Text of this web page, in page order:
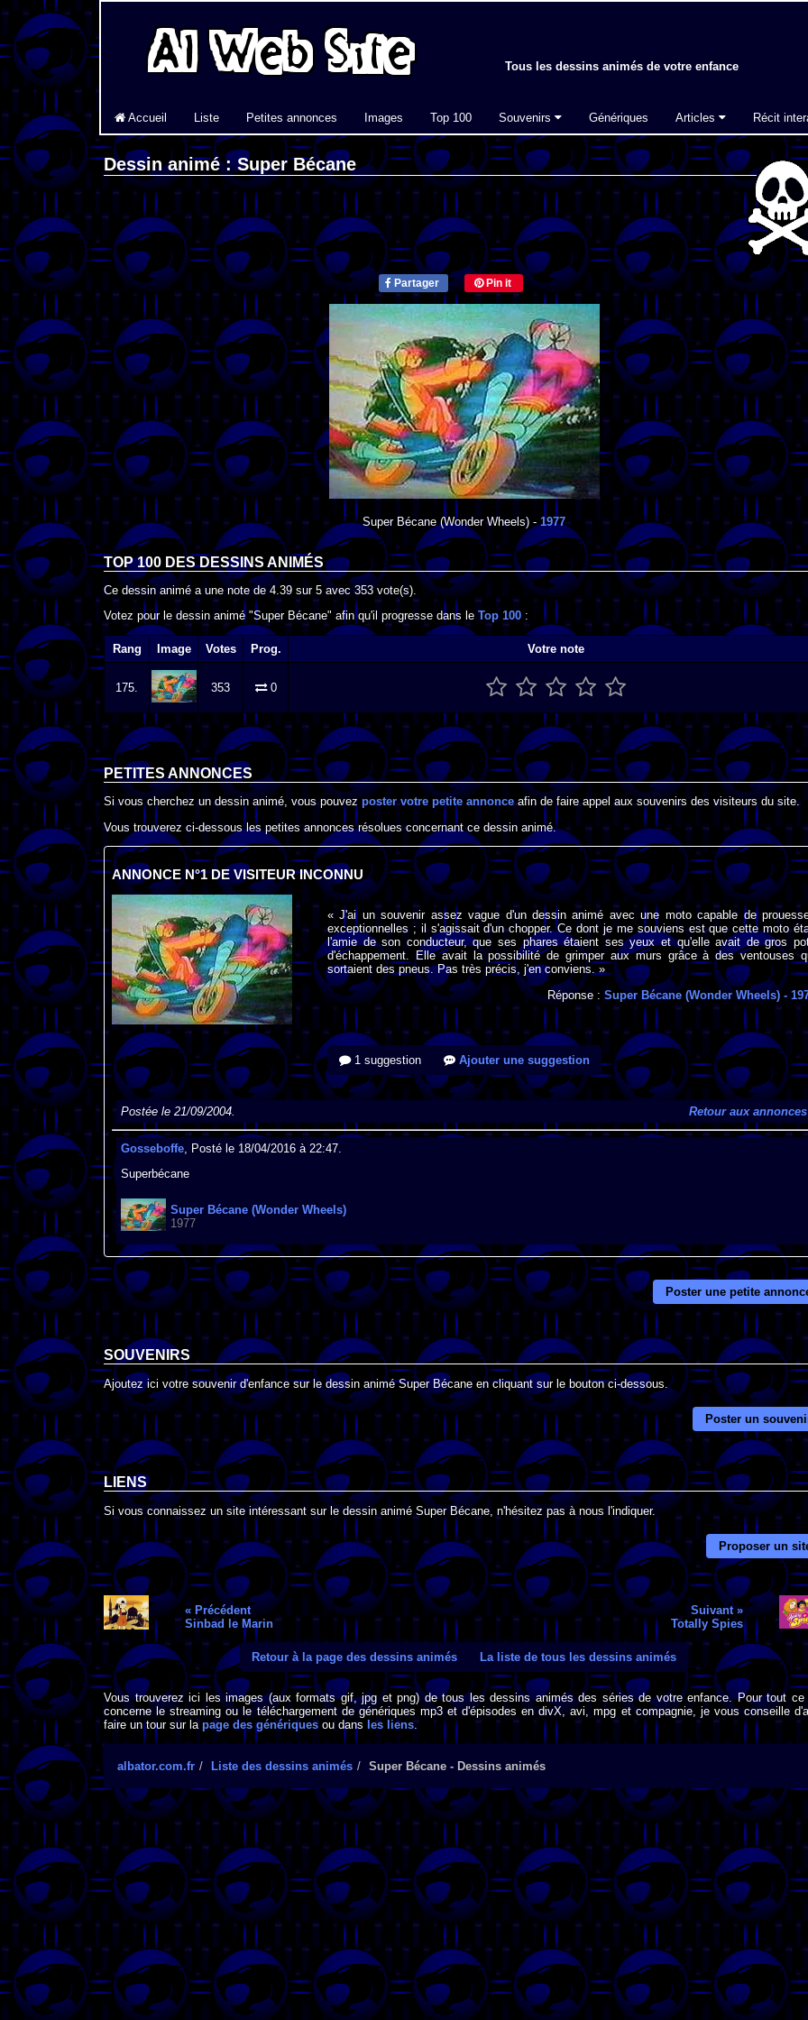
Tous les dessins animés de votre enfance
Accueil Liste Petites annonces Images Top 100 Souvenirs Génériques Articles Récit
Dessin animé : Super Bécane
Partager Pin it
Super Bécane(Wonder Wheels) -1977
TOP 100 DESDESSINS ANIMÉS
Ce dessin animé a une note de4.39 sur 5 avec353vote(s).
Votez pour le dessin animé "Super Bécane" afin qu'il progresse dans le Top 100 :
Rang Image Votes Prog. Votre note
175. 353 0
PETITES ANNONCES
Si vous cherchez un dessin animé, vous pouvezposter votre petite annonceafin de faire appel aux souvenirs des visiteurs du site.
Vous trouverez ci-dessous les petites annonces résolues concernant ce dessin animé.
ANNONCE N°1 DE VISITEUR INCONNU
« J'ai un souvenir assez vague d'un dessin animé avec une moto capable de
exceptionnelles ; il s'agissait d'un chopper. Ce dont je me souviens est que cette moto
l'amie de son conducteur, que ses phares étaient ses yeux et qu'elle avait de gros
d'échappement. Elle avait la possibilité de grimper aux murs grâce à des ventouses
sortaient des pneus. Pas très précis, j'en conviens. »
Réponse :Super Bécane (Wonder Wheels)-
1 suggestion Ajouter une suggestion
Postée le 21/09/2004. Retour aux annonces
Gosseboffe, Posté le 18/04/2016 à 22:47.
Superbécane
Super Bécane (Wonder Wheels)
1977
Poster une petite
SOUVENIRS
Ajoutez ici votre souvenir d'enfance sur le dessin animé Super Bécane en cliquant sur le bouton ci-dessous.
Poster un
LIENS
Si vous connaissez un site intéressant sur le dessin animé Super Bécane, n'hésitez pas à nous l'indiquer.
Proposer un
« Précédent
Sinbad le Marin
Suivant »
Totally Spies
Retour à la page des dessins animés La liste de tous les dessins animés
Vous trouverez ici les images (aux formats gif, jpg et png) de tous les dessins animés des séries de votre enfance. Pour tout ce
concerne le streaming ou le téléchargement de génériques mp3 et d'épisodes en divX, avi, mpg et compagnie, je vous conseille
faire un tour sur lapage des génériquesou dans les liens.
albator.com.fr Liste des dessins animés Super Bécane - Dessins animés